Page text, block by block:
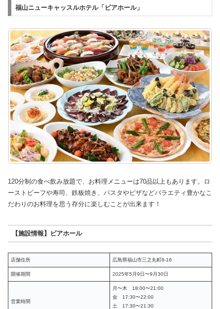
福山ニューキャッスルホテル「ビアホール」
120分制の食べ飲み放題で、お料理メニューは70品以上もあります。ロ
ーストビーフや寿司、鉄板焼き、パスタやピザなどバラエティ豊かなこ
だわりのお料理を思う存分に楽しむことが出来ます！
【施設情報】ビアホール
店舗住所 広島県福山市三之丸町8-16
開催期間 2025年5月9日〜9月30日
営業時間
月〜木 18:00〜21:00
金 17:30〜22:00
土 17:30〜21:30